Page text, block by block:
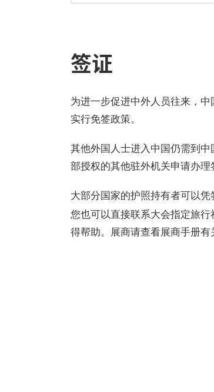
签证
为进一步促进中外人员往来，
实行免签政策。
其他外国人士进入中国仍需到
部授权的其他驻外机关申请办理
大部分国家的护照持有者可以凭
您也可以直接联系大会指定旅
得帮助。展商请查看展商手册有